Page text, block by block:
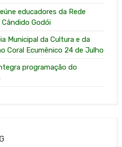
educadores da Rede
Godói
Municipal da Cultura e da
Coral Ecumênico 24 de Julho
programação do